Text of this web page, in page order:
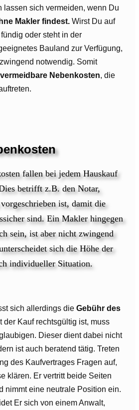
lassen sich vermeiden, wenn Du
Makler findest. Wirst Du auf
oder steht in der
Bauland zur Verfügung,
notwendig. Somit
vermeidbare Nebenkosten, die
fallen bei jedem Hauskauf
betrifft z.B. den Notar,
ist, damit die
sind. Ein Makler hingegen
sein, ist aber nicht zwingend
sich die Höhe der
individueller Situation.
sich allerdings die Gebühr des
der Kauf rechtsgültig ist, muss
Dieser dient dabei nicht
ist auch beratend tätig. Treten
des Kaufvertrages Fragen auf,
klären. Er vertritt beide Seiten
nimmt eine neutrale Position ein.
Er sich von einem Anwalt,